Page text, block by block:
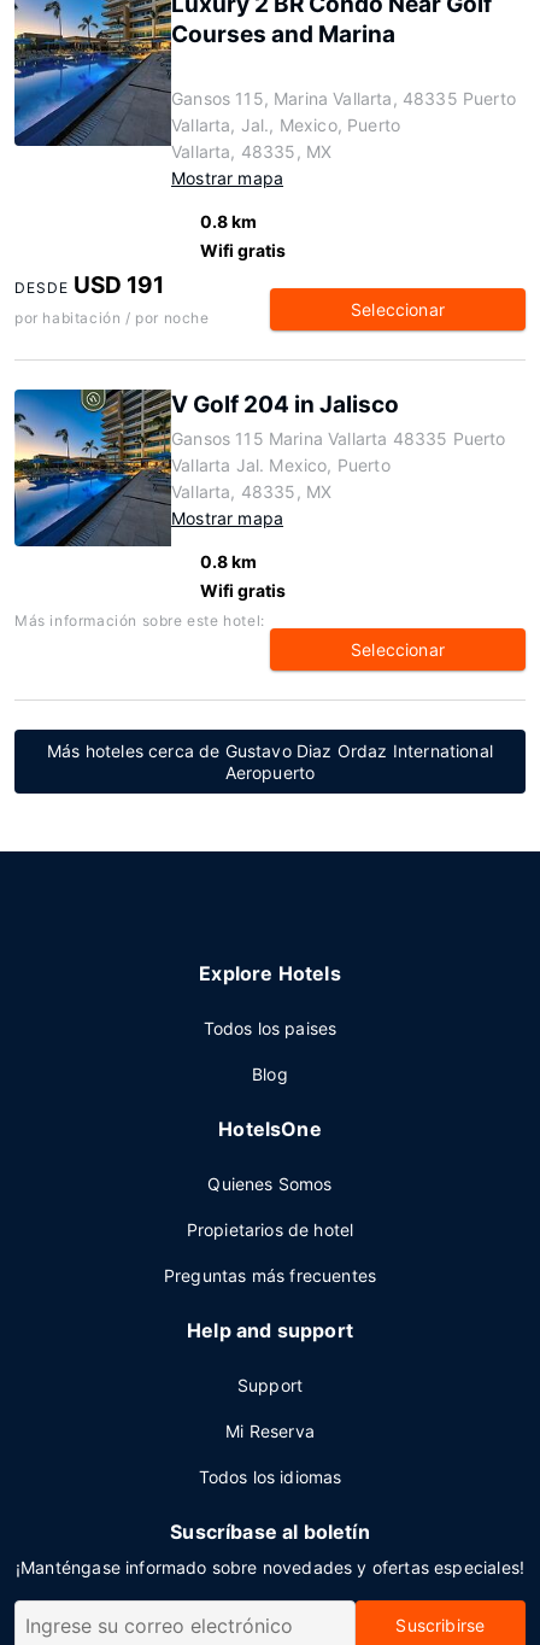
Courses and Marina
Gansos 115, Marina Vallarta, 48335 Puerto
Vallarta, Jal., Mexico, Puerto
Vallarta, 48335, MX
Mostrar mapa
0.8 km
Wifi gratis
DESDE USD 191
por habitación / por noche Seleccionar
V Golf 204 in Jalisco
Gansos 115 Marina Vallarta 48335 Puerto
Vallarta Jal. Mexico, Puerto
Vallarta, 48335, MX
Mostrar mapa
0.8 km
Wifi gratis
Más información sobre este hotel:
Seleccionar
Más hoteles cerca de Gustavo Diaz Ordaz International
Aeropuerto
Explore Hotels
Todos los paises
Blog
HotelsOne
Quienes Somos
Propietarios de hotel
Preguntas más frecuentes
Help and support
Support
Mi Reserva
Todos los idiomas
Suscríbase al boletín
¡Manténgase informado sobre novedades y ofertas especiales!
Suscribirse